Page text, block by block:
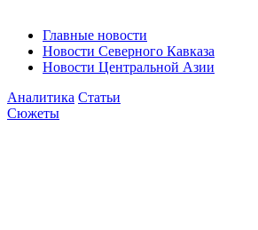
Главные новости
Новости Северного Кавказа
Новости Центральной Азии
Аналитика Статьи
Сюжеты